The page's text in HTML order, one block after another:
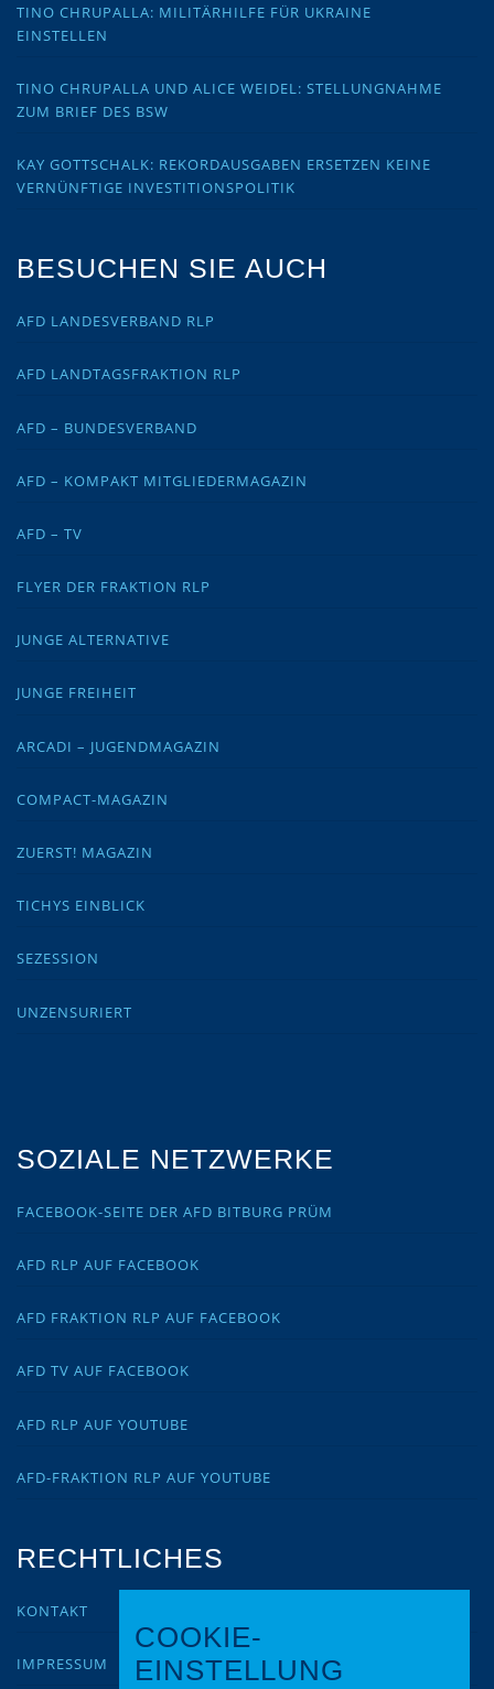
TINO CHRUPALLA: MILITÄRHILFE FÜR UKRAINE
EINSTELLEN
TINO CHRUPALLA UND ALICE WEIDEL: STELLUNGNAHME
ZUM BRIEF DES BSW
KAY GOTTSCHALK: REKORDAUSGABEN ERSETZEN KEINE
VERNÜNFTIGE INVESTITIONSPOLITIK
BESUCHEN SIE AUCH
AFD LANDESVERBAND RLP
AFD LANDTAGSFRAKTION RLP
AFD – BUNDESVERBAND
AFD – KOMPAKT MITGLIEDERMAGAZIN
AFD – TV
FLYER DER FRAKTION RLP
JUNGE ALTERNATIVE
JUNGE FREIHEIT
ARCADI – JUGENDMAGAZIN
COMPACT-MAGAZIN
ZUERST! MAGAZIN
TICHYS EINBLICK
SEZESSION
UNZENSURIERT
SOZIALE NETZWERKE
FACEBOOK-SEITE DER AFD BITBURG PRÜM
AFD RLP AUF FACEBOOK
AFD FRAKTION RLP AUF FACEBOOK
AFD TV AUF FACEBOOK
AFD RLP AUF YOUTUBE
AFD-FRAKTION RLP AUF YOUTUBE
RECHTLICHES
KONTAKT
IMPRESSUM
COOKIE-
EINSTELLUNG